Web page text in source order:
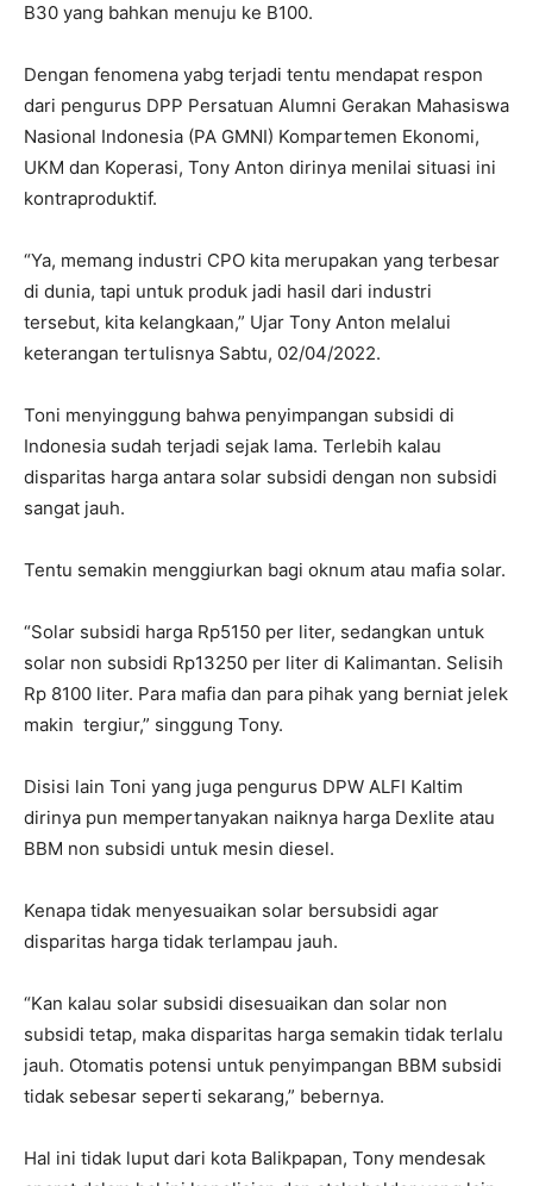
B30 yang bahkan menuju ke B100.
Dengan fenomena yabg terjadi tentu mendapat respon
dari pengurus DPP Persatuan Alumni Gerakan Mahasiswa
Nasional Indonesia (PA GMNI) Kompartemen Ekonomi,
UKM dan Koperasi, Tony Anton dirinya menilai situasi ini
kontraproduktif.
“Ya, memang industri CPO kita merupakan yang terbesar
di dunia, tapi untuk produk jadi hasil dari industri
tersebut, kita kelangkaan,” Ujar Tony Anton melalui
keterangan tertulisnya Sabtu, 02/04/2022.
Toni menyinggung bahwa penyimpangan subsidi di
Indonesia sudah terjadi sejak lama. Terlebih kalau
disparitas harga antara solar subsidi dengan non subsidi
sangat jauh.
Tentu semakin menggiurkan bagi oknum atau mafia solar.
“Solar subsidi harga Rp5150 per liter, sedangkan untuk
solar non subsidi Rp13250 per liter di Kalimantan. Selisih
Rp 8100 liter. Para mafia dan para pihak yang berniat jelek
makin tergiur,” singgung Tony.
Disisi lain Toni yang juga pengurus DPW ALFI Kaltim
dirinya pun mempertanyakan naiknya harga Dexlite atau
BBM non subsidi untuk mesin diesel.
Kenapa tidak menyesuaikan solar bersubsidi agar
disparitas harga tidak terlampau jauh.
“Kan kalau solar subsidi disesuaikan dan solar non
subsidi tetap, maka disparitas harga semakin tidak terlalu
jauh. Otomatis potensi untuk penyimpangan BBM subsidi
tidak sebesar seperti sekarang,” bebernya.
Hal ini tidak luput dari kota Balikpapan, Tony mendesak